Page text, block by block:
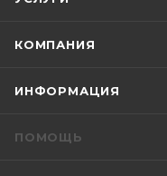
КОМПАНИЯ
ИНФОРМАЦИЯ
ПОМОЩЬ